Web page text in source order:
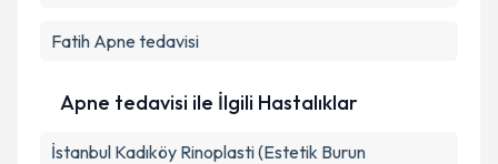
Fatih Apne tedavisi
Apne tedavisi ile İlgili Hastalıklar
İstanbul Kadıköy Rinoplasti (Estetik Burun